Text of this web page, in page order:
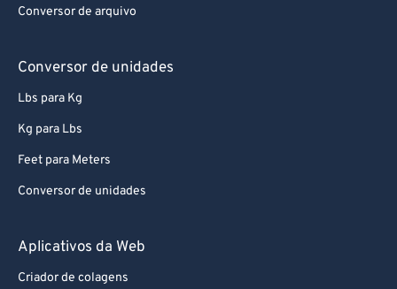
Conversor de arquivo
Conversor de unidades
Lbs para Kg
Kg para Lbs
Feet para Meters
Conversor de unidades
Aplicativos da Web
Criador de colagens